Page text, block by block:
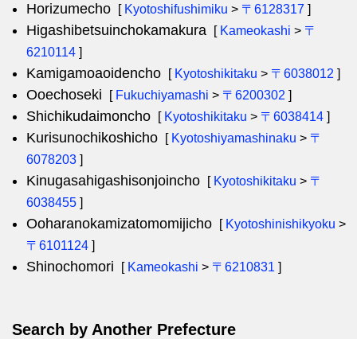
Horizumecho [ Kyotoshifushimiku > 〒6128317 ]
Higashibetsuinchokamakura [ Kameokashi > 〒
6210114 ]
Kamigamoaoidencho [ Kyotoshikitaku > 〒6038012 ]
Ooechoseki [ Fukuchiyamashi > 〒6200302 ]
Shichikudaimoncho [ Kyotoshikitaku > 〒6038414 ]
Kurisunochikoshicho [ Kyotoshiyamashinaku > 〒
6078203 ]
Kinugasahigashisonjoincho [ Kyotoshikitaku > 〒
6038455 ]
Ooharanokamizatomomijicho [ Kyotoshinishikyoku >
〒6101124 ]
Shinochomori [ Kameokashi > 〒6210831 ]
Search by Another Prefecture